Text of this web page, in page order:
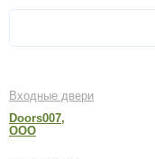
Входные двери
Doors007,
ООО